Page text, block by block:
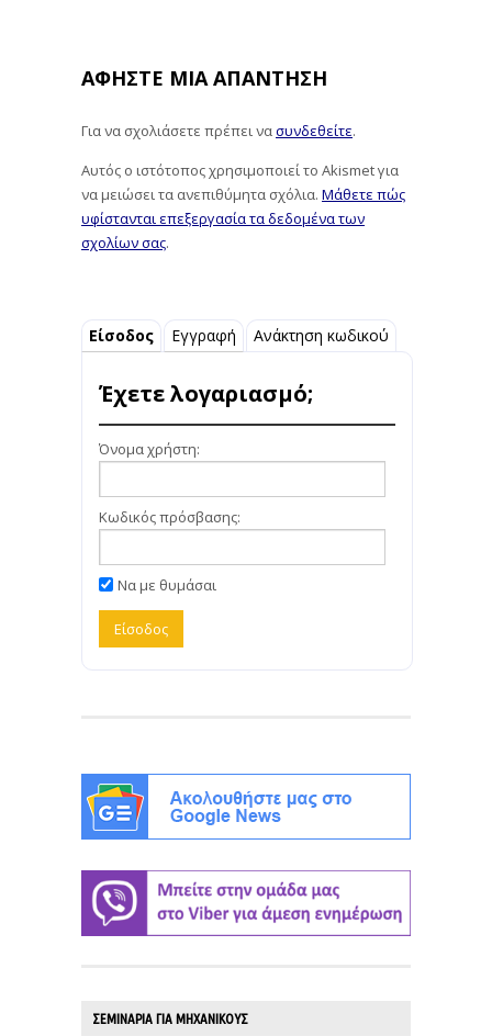
ΑΦΉΣΤΕ ΜΙΑ ΑΠΆΝΤΗΣΗ
Για να σχολιάσετε πρέπει νασυνδεθείτε.
Αυτός ο ιστότοπος χρησιμοποιεί το Akismet για
να μειώσει τα ανεπιθύμητα σχόλια. Μάθετε πώς
υφίστανται επεξεργασία τα δεδομένα των
σχολίων σας.
Είσοδος Εγγραφή Ανάκτηση κωδικού
Έχετε λογαριασμό;
Όνομα χρήστη:
Κωδικός πρόσβασης:
Να με θυμάσαι
ΣΕΜΙΝΑΡΙΑ ΓΙΑ ΜΗΧΑΝΙΚΟΥΣ